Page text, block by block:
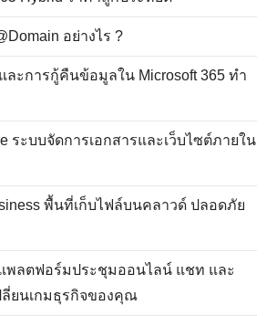
อย่างไร ?
ละการกู้คืนข้อมูลใน Microsoft 365 ทำ
ระบบจัดการเอกสารและเว็บไซต์ภายใน
พื้นที่เก็บไฟล์บนคลาวด์ ปลอดภัย
แพลตฟอร์มประชุมออนไลน์ แชท และ
ยนเกมธุรกิจของคุณ